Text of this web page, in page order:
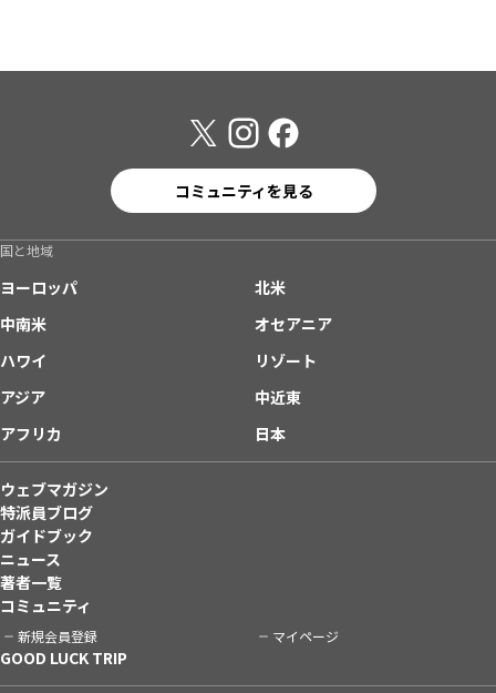
コミュニティを見る
国と地域
ヨーロッパ
北米
中南米
オセアニア
ハワイ
リゾート
アジア
中近東
アフリカ
日本
ウェブマガジン
特派員ブログ
ガイドブック
ニュース
著者一覧
コミュニティ
新規会員登録 マイページ
GOOD LUCK TRIP